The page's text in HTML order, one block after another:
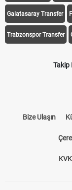
Galatasaray Transfer
Trabzonspor Transfer
Takip
Bize Ulaşın